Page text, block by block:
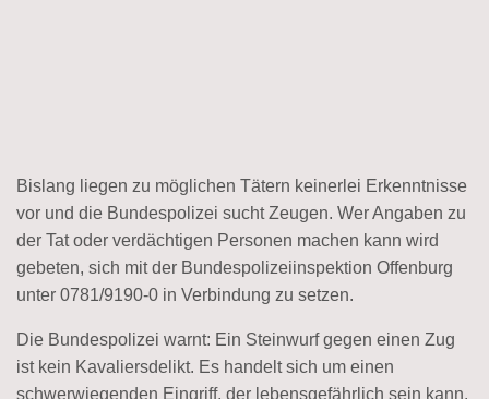
Bislang liegen zu möglichen Tätern keinerlei Erkenntnisse
vor und die Bundespolizei sucht Zeugen. Wer Angaben zu
der Tat oder verdächtigen Personen machen kann wird
gebeten, sich mit der Bundespolizeiinspektion Offenburg
unter 0781/9190-0 in Verbindung zu setzen.
Die Bundespolizei warnt: Ein Steinwurf gegen einen Zug
ist kein Kavaliersdelikt. Es handelt sich um einen
schwerwiegenden Eingriff, der lebensgefährlich sein kann.